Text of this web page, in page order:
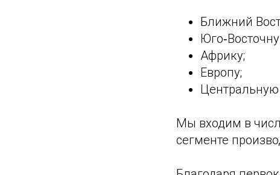
Ближний
Африку;
Европу;
Мы входим в
сегменте